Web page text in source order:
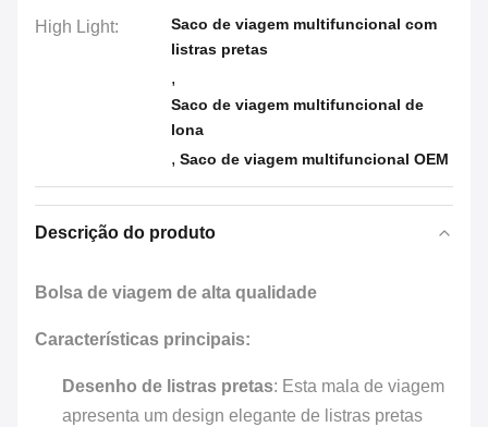
High Light:
Saco de viagem multifuncional com
listras pretas
,
Saco de viagem multifuncional de
lona
, Saco de viagem multifuncional OEM
Descrição do produto
Bolsa de viagem de alta qualidade
Características principais:
Desenho de listras pretas: Esta mala de viagem
apresenta um design elegante de listras pretas